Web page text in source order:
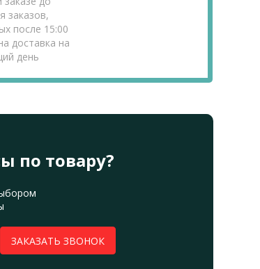
заказов,
после 15:00
доставка на
день
по товару?
ЗАКАЗАТЬ ЗВОНОК